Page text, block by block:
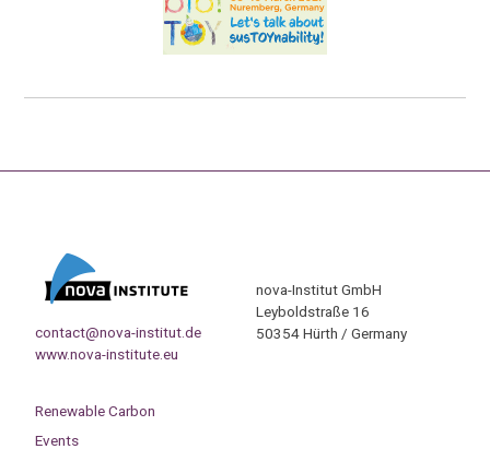
contact@nova-institut.de
www.nova-institute.eu
nova-Institut GmbH
Leyboldstraße 16
50354 Hürth / Germany
Renewable Carbon
Events